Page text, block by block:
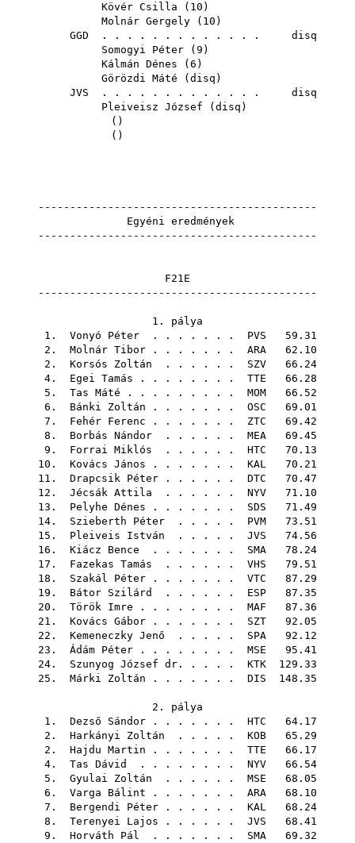
Kövér Csilla ( 10 )
Molnár Gergely ( 10 )
GGD . . . . . . . . . . . . . disq
Somogyi Péter ( 9 )
Kálmán Dénes ( 6 )
Görözdi Máté ( disq )
JVS . . . . . . . . . . . . . disq
Pleiveisz József ( disq )
()
()
--------------------------------------------
Egyéni eredmények
--------------------------------------------
F21E
--------------------------------------------
1. pálya
1. Vonyó Péter . . . . . . . PVS 59.31
2. Molnár Tibor . . . . . . . ARA 62.10
2. Korsós Zoltán . . . . . . SZV 66.24
4. Egei Tamás . . . . . . . . TTE 66.28
5. Tas Máté . . . . . . . . . MOM 66.52
6. Bánki Zoltán . . . . . . . OSC 69.01
7. Fehér Ferenc . . . . . . . ZTC 69.42
8. Borbás Nándor . . . . . . MEA 69.45
9. Forrai Miklós . . . . . . HTC 70.13
10. Kovács János . . . . . . . KAL 70.21
11. Drapcsik Péter . . . . . . DTC 70.47
12. Jécsák Attila . . . . . . NYV 71.10
13. Pelyhe Dénes . . . . . . . SDS 71.49
14. Szieberth Péter . . . . . PVM 73.51
15. Pleiveis István . . . . . JVS 74.56
16. Kiácz Bence . . . . . . . SMA 78.24
17. Fazekas Tamás . . . . . . VHS 79.51
18. Szakál Péter . . . . . . . VTC 87.29
19. Bátor Szilárd . . . . . . ESP 87.35
20. Török Imre . . . . . . . . MAF 87.36
21. Kovács Gábor . . . . . . . SZT 92.05
22. Kemeneczky Jenő . . . . . SPA 92.12
23. Ádám Péter . . . . . . . . MSE 95.41
24. Szunyog József dr. . . . . KTK 129.33
25. Márki Zoltán . . . . . . . DIS 148.35
2. pálya
1. Dezső Sándor . . . . . . . HTC 64.17
2. Harkányi Zoltán . . . . . KOB 65.29
2. Hajdu Martin . . . . . . . TTE 66.17
4. Tas Dávid . . . . . . . . NYV 66.54
5. Gyulai Zoltán . . . . . . MSE 68.05
6. Varga Bálint . . . . . . . ARA 68.10
7. Bergendi Péter . . . . . . KAL 68.24
8. Terenyei Lajos . . . . . . JVS 68.41
9. Horváth Pál . . . . . . . SMA 69.32